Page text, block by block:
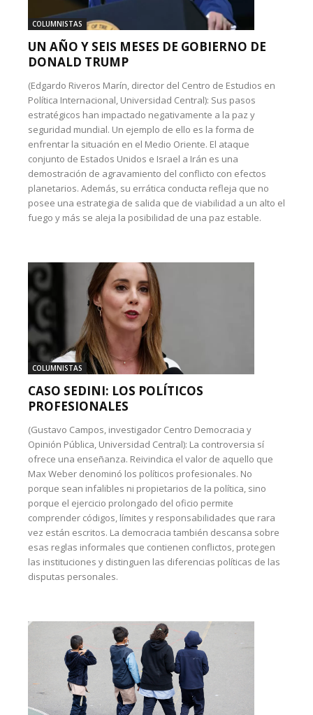
COLUMNISTAS
UN AÑO Y SEIS MESES DE GOBIERNO DE
DONALD TRUMP
(Edgardo Riveros Marín, director del Centro de Estudios en
Política Internacional, Universidad Central): Sus pasos
estratégicos han impactado negativamente a la paz y
seguridad mundial. Un ejemplo de ello es la forma de
enfrentar la situación en el Medio Oriente. El ataque
conjunto de Estados Unidos e Israel a Irán es una
demostración de agravamiento del conflicto con efectos
planetarios. Además, su errática conducta refleja que no
posee una estrategia de salida que de viabilidad a un alto el
fuego y más se aleja la posibilidad de una paz estable.
COLUMNISTAS
CASO SEDINI: LOS POLÍTICOS
PROFESIONALES
(Gustavo Campos, investigador Centro Democracia y
Opinión Pública, Universidad Central): La controversia sí
ofrece una enseñanza. Reivindica el valor de aquello que
Max Weber denominó los políticos profesionales. No
porque sean infalibles ni propietarios de la política, sino
porque el ejercicio prolongado del oficio permite
comprender códigos, límites y responsabilidades que rara
vez están escritos. La democracia también descansa sobre
esas reglas informales que contienen conflictos, protegen
las instituciones y distinguen las diferencias políticas de las
disputas personales.